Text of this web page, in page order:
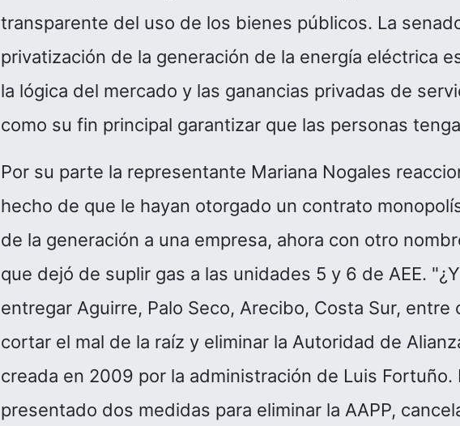
transparente del uso de los bienes públicos. La
privatización de la generación de la energía eléctrica
la lógica del mercado y las ganancias privadas de
como su fin principal garantizar que las personas
Por su parte la representante Mariana Nogales
hecho de que le hayan otorgado un contrato
de la generación a una empresa, ahora con otro
que dejó de suplir gas a las unidades 5 y 6 de AEE.
entregar Aguirre, Palo Seco, Arecibo, Costa Sur, entre
cortar el mal de la raíz y eliminar la Autoridad de
creada en 2009 por la administración de Luis Fortuño.
presentado dos medidas para eliminar la AAPP,